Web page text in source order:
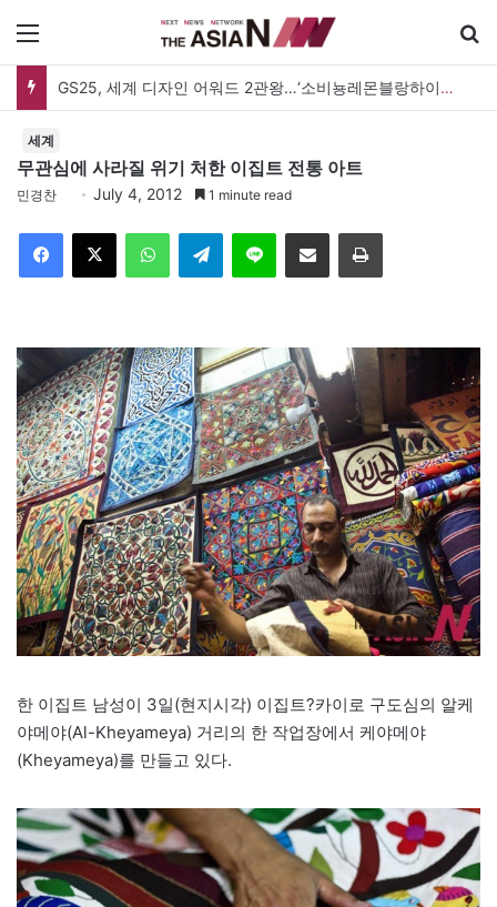
GS25, 세계 디자인 어워드 2관왕…‘소비뇽레몬블랑하이볼’ 디자인 경쟁력 인정
세계
무관심에 사라질 위기 처한 이집트 전통 아트
민경찬 July 4, 2012 1 minute read
Telegram 이메일
한 이집트 남성이 3일(현지시각) 이집트?카이로 구도심의 알케
야메야(Al-Kheyameya) 거리의 한 작업장에서 케야메야
(Kheyameya)를 만들고 있다.